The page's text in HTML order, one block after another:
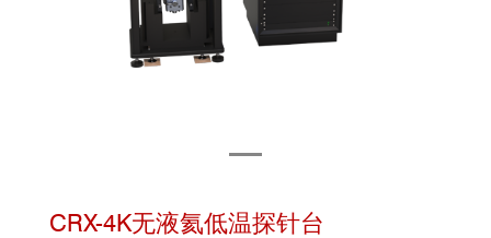
CRX-4K无液氦低温探针台